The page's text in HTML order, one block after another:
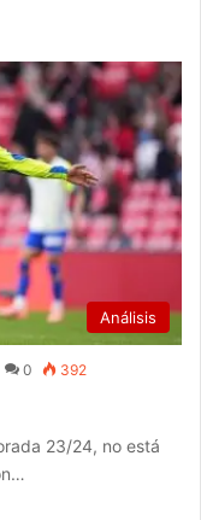
Análisis
0 392
23/24, no está